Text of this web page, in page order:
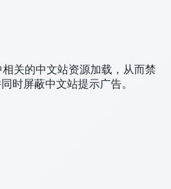
相关的中文站资源加载，从而禁
时屏蔽中文站提示广告。